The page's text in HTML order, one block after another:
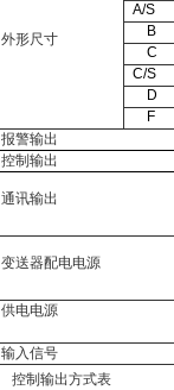
外形尺寸
A/S
B
C
C/S
D
F
报警输出
控制输出
通讯输出
变送器配电电源
供电电源
输入信号
控制输出方式表